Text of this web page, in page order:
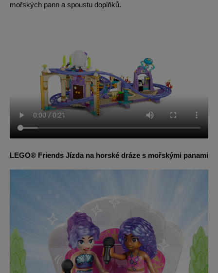
mořských pann a spoustu doplňků.
LEGO® Friends Jízda na horské dráze s mořskými panami